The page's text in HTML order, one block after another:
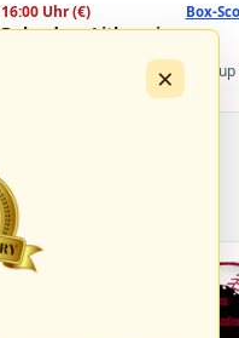
16:00 Uhr(€) Box-
Poland vs. Lithuania
Championship B Pool 2026 - Group
×